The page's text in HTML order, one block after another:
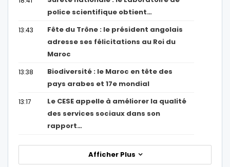
police scientifique obtient…
13:43
Fête du Trône : le président angolais
adresse ses félicitations au Roi du
Maroc
13:38
Biodiversité : le Maroc en tête des
pays arabes et 17e mondial
13:17
Le CESE appelle à améliorer la qualité
des services sociaux dans son
rapport…
Afficher Plus